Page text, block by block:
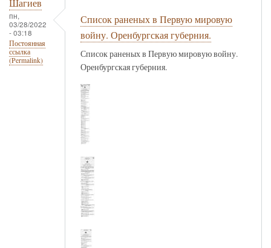
Шагиев
пн,
03/28/2022
- 03:18
Постоянная
ссылка
(Permalink)
Список раненых в Первую мировую
войну. Оренбургская губерния.
Список раненых в Первую мировую войну.
Оренбургская губерния.